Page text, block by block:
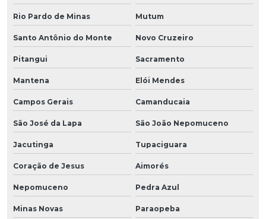
Rio Pardo de Minas Mutum
Santo Antônio do Monte Novo Cruzeiro
Pitangui Sacramento
Mantena Elói Mendes
Campos Gerais Camanducaia
São José da Lapa São João Nepomuceno
Jacutinga Tupaciguara
Coração de Jesus Aimorés
Nepomuceno Pedra Azul
Minas Novas Paraopeba